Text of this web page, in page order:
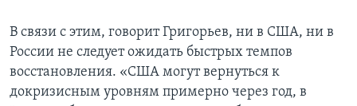
В связи с этим, говорит Григорьев, ни в США, ни в
России не следует ожидать быстрых темпов
восстановления. «США могут вернуться к
докризисным уровням примерно через год, в